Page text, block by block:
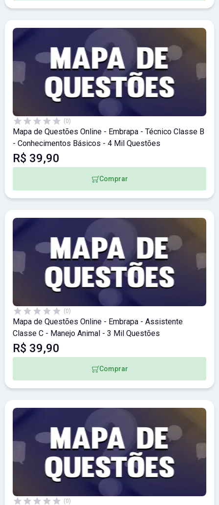
(0)
Mapa de Questões Online - Embrapa - Técnico Classe B
- Conhecimentos Básicos - 4 Mil Questões
R$ 39,90
Comprar
(0)
Mapa de Questões Online - Embrapa - Assistente
Classe C - Manejo Animal - 3 Mil Questões
R$ 39,90
Comprar
(0)